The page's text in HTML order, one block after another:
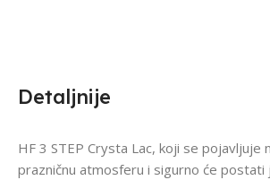
Detaljnije
HF 3 STEP Crysta Lac, koji se
prazničnu atmosferu i sigurno će